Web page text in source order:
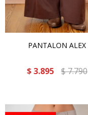
PANTALON ALEX
$ 3.895 $7.790